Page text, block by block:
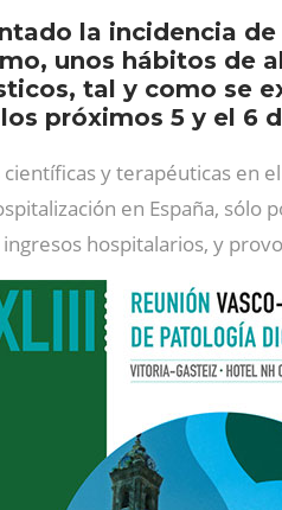
la incidencia
unos hábitos de
tal y como se
próximos 5 y el 6
y terapéuticas en el
en España,
hospitalarios, y